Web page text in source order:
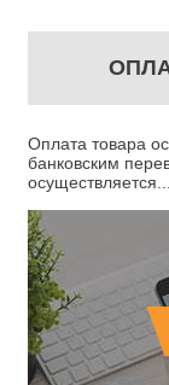
Оплата товара
банковским
осуществляется...
ЛИНИЯ